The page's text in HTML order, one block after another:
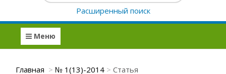
Расширенный поиск
Меню
Главная № 1(13)-2014 Статья